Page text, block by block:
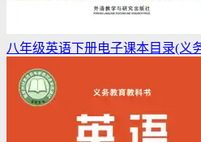
八年级英语下册电子课本目录(义